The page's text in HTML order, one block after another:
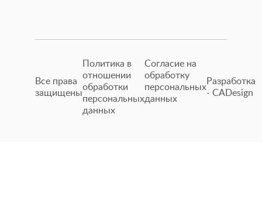
Все права
защищены
Политика в
отношении
обработки
персональных
данных
Согласие на
обработку
персональных
данных
Разработка
- CADesign